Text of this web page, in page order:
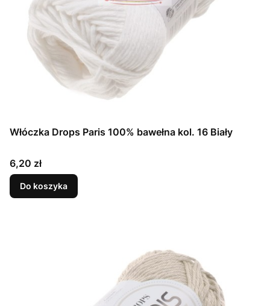
Włóczka Drops Paris 100% bawełna kol. 16 Biały
Cena
6,20 zł
Do koszyka